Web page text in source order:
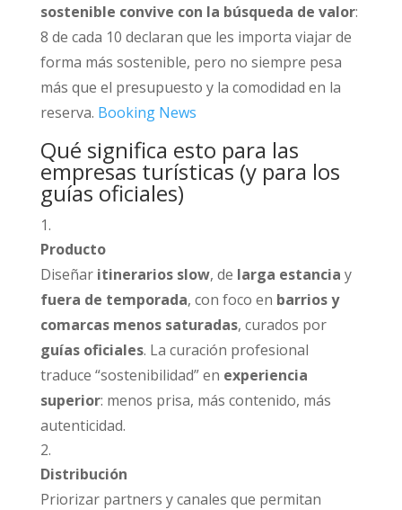
sostenible convive con la búsqueda de valor:
8 de cada 10 declaran que les importa viajar de
forma más sostenible, pero no siempre pesa
más que el presupuesto y la comodidad en la
reserva. Booking News
Qué significa esto para las
empresas turísticas (y para los
guías oficiales)
Producto
Diseñar itinerarios slow, de larga estancia y
fuera de temporada, con foco en barrios y
comarcas menos saturadas, curados por
guías oficiales. La curación profesional
traduce “sostenibilidad” en experiencia
superior: menos prisa, más contenido, más
autenticidad.
Distribución
Priorizar partners y canales que permitan